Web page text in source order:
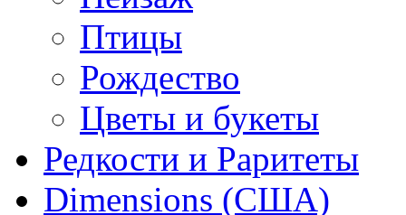
Птицы
Рождество
Цветы и букеты
Редкости и Раритеты
Dimensions (США)